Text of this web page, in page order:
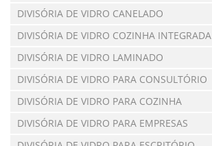
DIVISÓRIA DE VIDRO CANELADO
DIVISÓRIA DE VIDRO COZINHA INTEGRADA
DIVISÓRIA DE VIDRO LAMINADO
DIVISÓRIA DE VIDRO PARA CONSULTÓRIO
DIVISÓRIA DE VIDRO PARA COZINHA
DIVISÓRIA DE VIDRO PARA EMPRESAS